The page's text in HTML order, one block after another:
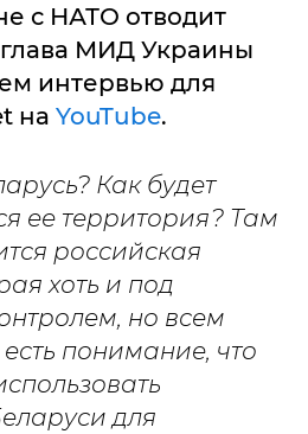
с НАТО отводит
МИД Украины
интервью для
на YouTube.
Как будет
ее территория? Там
российская
хоть и под
но всем
понимание, что
для